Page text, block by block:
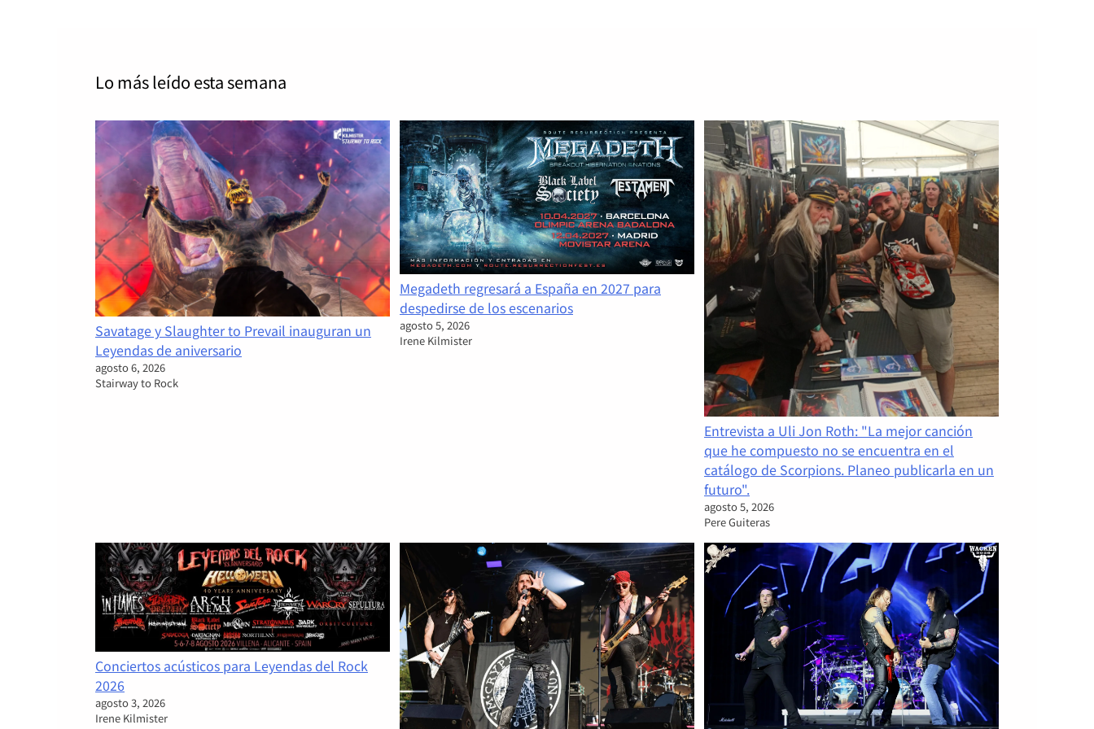
Lo más leído esta semana
Savatage y Slaughter to Prevail inauguran un
Leyendas de aniversario
agosto 6, 2026
Stairway to Rock
Megadeth regresará a España en 2027 para
despedirse de los escenarios
agosto 5, 2026
Irene Kilmister
Entrevista a Uli Jon Roth: "La mejor canción
que he compuesto no se encuentra en el
catálogo de Scorpions. Planeo publicarla en un
futuro".
agosto 5, 2026
Pere Guiteras
Conciertos acústicos para Leyendas del Rock
2026
agosto 3, 2026
Irene Kilmister